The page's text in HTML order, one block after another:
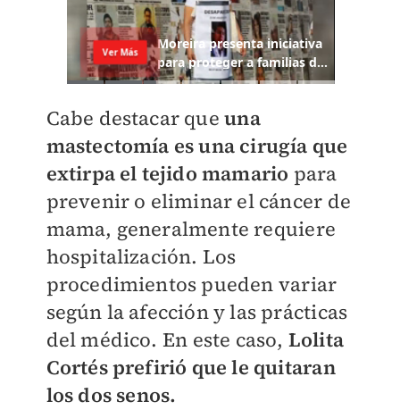
Cabe destacar que una
mastectomía es una cirugía que
extirpa el tejido mamario para
prevenir o eliminar el cáncer de
mama, generalmente requiere
hospitalización. Los
procedimientos pueden variar
según la afección y las prácticas
del médico. En este caso, Lolita
Cortés prefirió que le quitaran
los dos senos.